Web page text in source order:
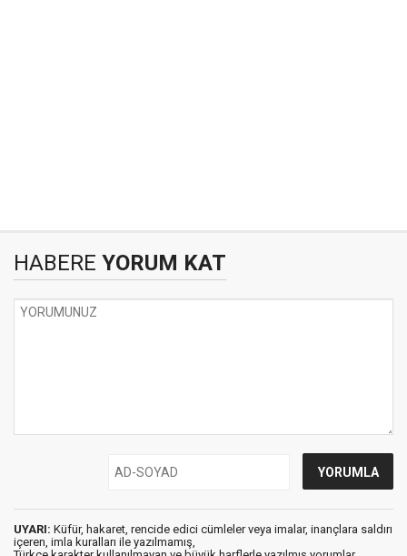
HABERE YORUM KAT
UYARI: Küfür, hakaret, rencide edici cümleler veya imalar, inançlara saldırı
içeren, imla kuralları ile yazılmamış,